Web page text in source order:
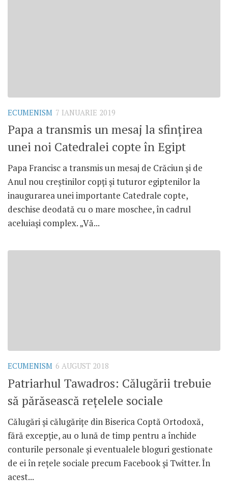
ECUMENISM 7 IANUARIE 2019
Papa a transmis un mesaj la sfințirea
unei noi Catedralei copte în Egipt
Papa Francisc a transmis un mesaj de Crăciun și de
Anul nou creștinilor copți și tuturor egiptenilor la
inaugurarea unei importante Catedrale copte,
deschise deodată cu o mare moschee, în cadrul
aceluiași complex. „Vă...
ECUMENISM 6 AUGUST 2018
Patriarhul Tawadros: Călugării trebuie
să părăsească rețelele sociale
Călugări și călugărițe din Biserica Coptă Ortodoxă,
fără excepție, au o lună de timp pentru a închide
conturile personale și eventualele bloguri gestionate
de ei în rețele sociale precum Facebook și Twitter. În
acest...